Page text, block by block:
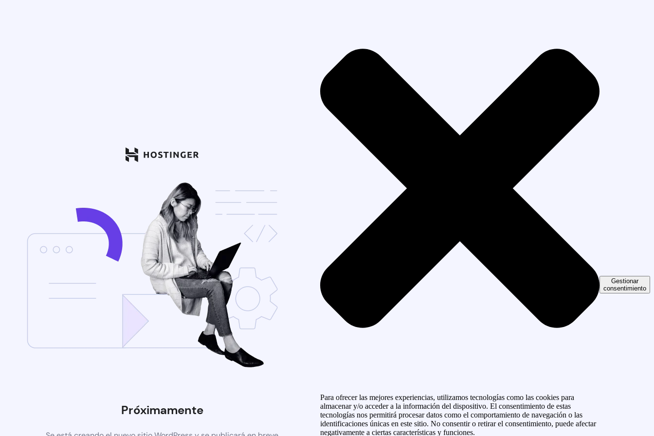
Próximamente
Para ofrecer las mejores experiencias, utilizamos tecnologías como las cookies para
almacenar y/o acceder a la información del dispositivo. El consentimiento de estas
tecnologías nos permitirá procesar datos como el comportamiento de navegación o las
identificaciones únicas en este sitio. No consentir o retirar el consentimiento, puede afectar
negativamente a ciertas características y funciones.
Gestionar
consentimiento